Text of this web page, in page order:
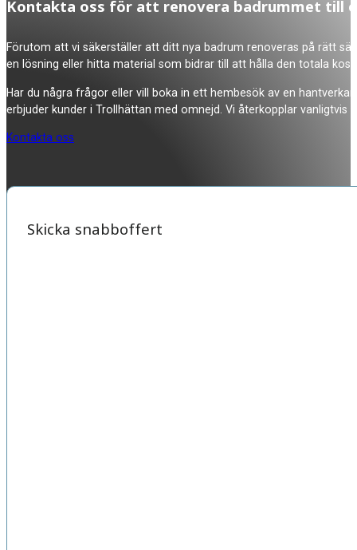
Kontakta oss för att renovera badrummet till
Förutom att vi säkerställer att ditt nya badrum renoveras på rätt
en lösning eller hitta material som bidrar till att hålla den totala
Har du några frågor eller vill boka in ett hembesök av en
erbjuder kunder i Trollhättan med omnejd. Vi återkopplar vanligtvis
Kontakta oss
Skicka snabboffert